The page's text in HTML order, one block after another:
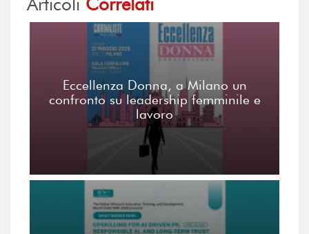
Eccellenza Donna, a Milano un
confronto su leadership femminile e
lavoro